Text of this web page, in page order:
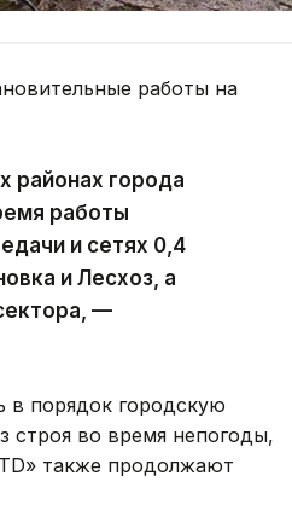
работы на
районах города
работы
и сетях 0,4
и Лесхоз, а
—
порядок городскую
строя во время непогоды,
также продолжают